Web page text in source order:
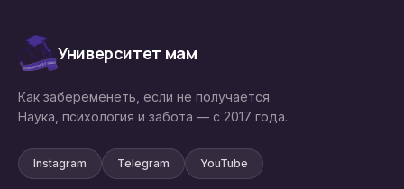
Университет мам
Как забеременеть, если не получается.
Наука, психология и забота — с 2017 года.
Instagram Telegram YouTube